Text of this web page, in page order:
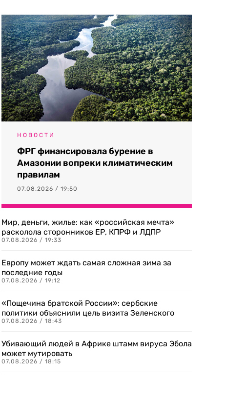
НОВОСТИ
ФРГ финансировала бурение в
Амазонии вопреки климатическим
правилам
07.08.2026 / 19:50
Мир, деньги, жилье: как «российская мечта»
расколола сторонников ЕР, КПРФ и ЛДПР
07.08.2026 / 19:33
Европу может ждать самая сложная зима за
последние годы
07.08.2026 / 19:12
«Пощечина братской России»: сербские
политики объяснили цель визита Зеленского
07.08.2026 / 18:43
Убивающий людей в Африке штамм вируса Эбола
может мутировать
07.08.2026 / 18:15